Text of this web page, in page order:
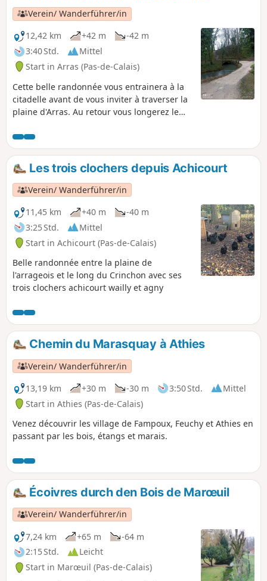
Verein/ Wanderführer/in
12,42 km
+42 m
-42 m
3:40 Std.
Mittel
Start in Arras (Pas-de-Calais)
Cette belle randonnée vous entrainera à la
citadelle avant de vous inviter à traverser la
plaine d'Arras. Au retour vous longerez le
Les trois clochers depuis Achicourt
Verein/ Wanderführer/in
11,45 km
+40 m
-40 m
3:25 Std.
Mittel
Start in Achicourt (Pas-de-Calais)
Belle randonnée entre la plaine de
l'arrageois et le long du Crinchon avec ses
trois clochers achicourt wailly et agny
Chemin du Marasquay à Athies
Verein/ Wanderführer/in
13,19 km
+30 m -30 m 3:50 Std.
Mittel
Start in Athies (Pas-de-Calais)
Venez découvrir les village de Fampoux, Feuchy et Athies en
passant par les bois, étangs et marais.
Écoivres durch den Bois de Marœuil
Verein/ Wanderführer/in
7,24 km
+65 m
-64 m
2:15 Std.
Leicht
Start in Marœuil (Pas-de-Calais)